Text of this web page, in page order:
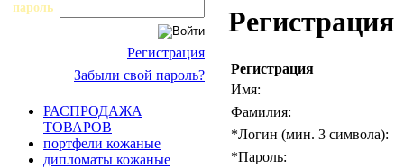
пароль
Регистрация
Забыли свой пароль?
РАСПРОДАЖА
ТОВАРОВ
портфели кожаные
дипломаты кожаные
Регистрация
Регистрация
Имя:
Фамилия:
*Логин (мин. 3 символа):
*Пароль: